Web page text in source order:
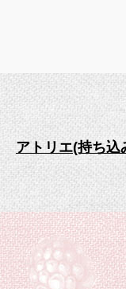
アトリエ(持ち込